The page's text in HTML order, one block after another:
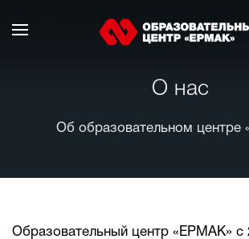
О нас
Об образовательном центре
Образовательный центр «ЕРМАК» c